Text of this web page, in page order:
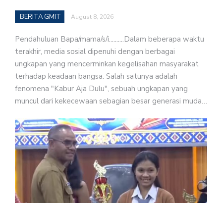
BERITA GMIT August 8, 2026
Pendahuluan Bapa/mama/s/i..........Dalam beberapa waktu
terakhir, media sosial dipenuhi dengan berbagai
ungkapan yang mencerminkan kegelisahan masyarakat
terhadap keadaan bangsa. Salah satunya adalah
fenomena "Kabur Aja Dulu", sebuah ungkapan yang
muncul dari kekecewaan sebagian besar generasi muda…